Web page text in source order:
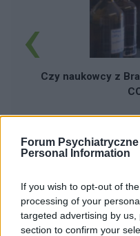
Forum Psychiatryczne
Personal Information
If you wish to opt-out of
processing of your
targeted advertising by
section to confirm your
Czy naukowcy z
‹